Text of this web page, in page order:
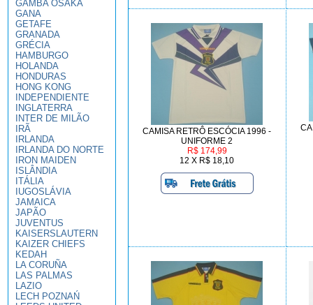
GAMBA OSAKA
GANA
GETAFE
GRANADA
GRÉCIA
HAMBURGO
HOLANDA
HONDURAS
HONG KONG
INDEPENDIENTE
INGLATERRA
INTER DE MILÃO
IRÃ
IRLANDA
IRLANDA DO NORTE
IRON MAIDEN
ISLÂNDIA
ITÁLIA
IUGOSLÁVIA
JAMAICA
JAPÃO
JUVENTUS
KAISERSLAUTERN
KAIZER CHIEFS
KEDAH
LA CORUÑA
LAS PALMAS
LAZIO
LECH POZNAŃ
CAMISA RETRÔ ESCÓCIA 1996 -
UNIFORME 2
R$ 174,99
12 X R$ 18,10